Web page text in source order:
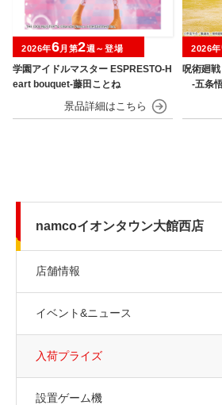
学園アイドルマスター ESPRESTO-H
eart bouquet-藤田ことね
2026年6月第2週～登場
呪術廻
‐五条
2026年
namcoイオンタウン大館西店
店舗情報
イベント&ニュース
入荷プライズ
設置ゲーム機